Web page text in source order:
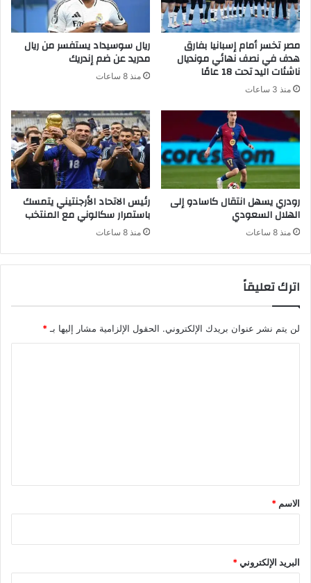
مصر تخسر أمام إسبانيا بفارق
هدف في نصف نهائي مونديال
ناشئات اليد تحت 18 عامًا
منذ 3 ساعات
ريال سوسيداد يستفسر من ريال
مدريد عن ضم إندريك
منذ 8 ساعات
رودري يسهل انتقال كاسادو إلى
الهلال السعودي
منذ 8 ساعات
رئيس الاتحاد الأرجنتيني يتمسك
باستمرار سكالوني مع المنتخب
منذ 8 ساعات
اترك تعليقاً
لن يتم نشر عنوان بريدك الإلكتروني. الحقول الإلزامية مشار إليها بـ *
*
الاسم *
البريد الإلكتروني*